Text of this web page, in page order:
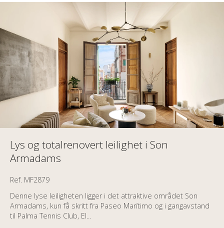
Lys og totalrenovert leilighet i Son
Armadams
Ref. MF2879
Denne lyse leiligheten ligger i det attraktive området Son
Armadams, kun få skritt fra Paseo Marítimo og i gangavstand
til Palma Tennis Club, El...